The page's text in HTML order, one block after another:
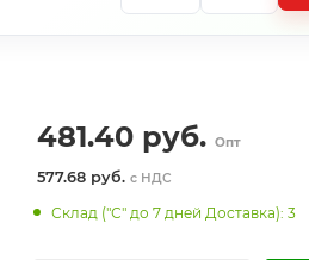
481.40 руб. Опт
577.68 руб.с НДС
Склад ("С" до 7 дней Доставка): 3